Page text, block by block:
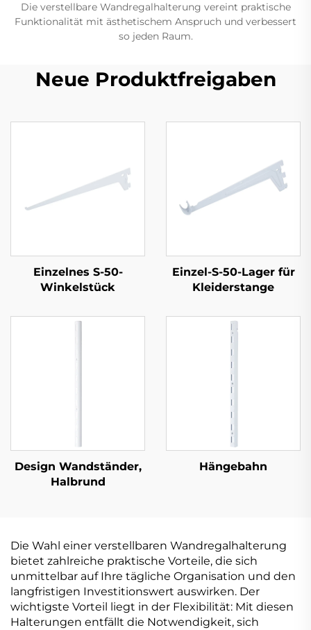
Die verstellbare Wandregalhalterung vereint praktische
Funktionalität mit ästhetischem Anspruch und verbessert
so jeden Raum.
Neue Produktfreigaben
Einzelnes S-50-
Winkelstück
Einzel-S-50-Lager für
Kleiderstange
Design Wandständer,
Halbrund
Hängebahn
Die Wahl einer verstellbaren Wandregalhalterung
bietet zahlreiche praktische Vorteile, die sich
unmittelbar auf Ihre tägliche Organisation und den
langfristigen Investitionswert auswirken. Der
wichtigste Vorteil liegt in der Flexibilität: Mit diesen
Halterungen entfällt die Notwendigkeit, sich